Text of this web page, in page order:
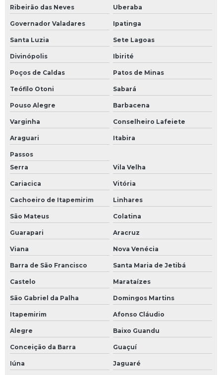
Ribeirão das Neves Uberaba
Governador Valadares Ipatinga
Santa Luzia Sete Lagoas
Divinópolis Ibirité
Poços de Caldas Patos de Minas
Teófilo Otoni Sabará
Pouso Alegre Barbacena
Varginha Conselheiro Lafeiete
Araguari Itabira
Passos
Serra
Vila Velha
Cariacica Vitória
Cachoeiro de Itapemirim Linhares
São Mateus Colatina
Guarapari Aracruz
Viana Nova Venécia
Barra de São Francisco Santa Maria de Jetibá
Castelo Marataízes
São Gabriel da Palha Domingos Martins
Itapemirim Afonso Cláudio
Alegre Baixo Guandu
Conceição da Barra Guaçuí
Iúna Jaguaré